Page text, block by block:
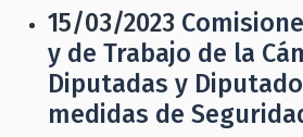
15/03/2023
y de Trabajo de la
Diputadas y
medidas de